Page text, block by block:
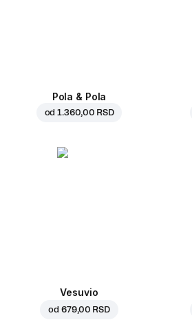
Pola & Pola
od1.360,00 RSD
Vesuvio
od 679,00 RSD